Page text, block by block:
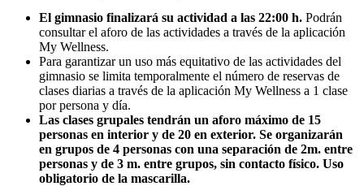
El gimnasio finalizará su actividad a las 22:00 h. Podrán
consultar el aforo de las actividades a través de la aplicación
My Wellness.
Para garantizar un uso más equitativo de las actividades del
gimnasio se limita temporalmente el número de reservas de
clases diarias a través de la aplicación My Wellness a 1 clase
por persona y día.
Las clases grupales tendrán un aforo máximo de 15
personas en interior y de 20 en exterior. Se organizarán
en grupos de 4 personas con una separación de 2m. entre
personas y de 3 m. entre grupos, sin contacto físico. Uso
obligatorio de la mascarilla.